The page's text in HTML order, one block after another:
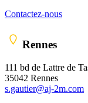
Contactez-nous
Rennes
111 bd de Lattre de
35042 Rennes
s.gautier@aj-2m.com